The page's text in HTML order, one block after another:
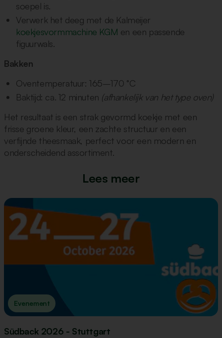
soepel is.
Verwerk het deeg met de Kalmeijer
koekjesvormmachine KGM en een passende
figuurwals.
Bakken
Oventemperatuur: 165–170 °C
Baktijd: ca. 12 minuten (afhankelijk van het type oven)
Het resultaat is een strak gevormd koekje met een
frisse groene kleur, een zachte structuur en een
verfijnde theesmaak, perfect voor een modern en
onderscheidend assortiment.
Lees meer
Evenement
Südback 2026 - Stuttgart